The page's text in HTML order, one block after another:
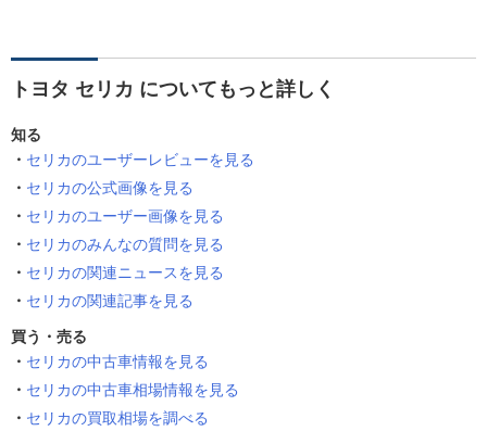
トヨタ セリカ についてもっと詳しく
知る
セリカのユーザーレビューを見る
セリカの公式画像を見る
セリカのユーザー画像を見る
セリカのみんなの質問を見る
セリカの関連ニュースを見る
セリカの関連記事を見る
買う・売る
セリカの中古車情報を見る
セリカの中古車相場情報を見る
セリカの買取相場を調べる